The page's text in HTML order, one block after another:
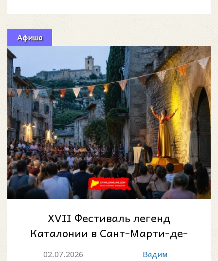
Афиша
XVII Фестиваль легенд
Каталонии в Сант-Марти-де-
Тос: город, где оживают
02.07.2026
Вадим